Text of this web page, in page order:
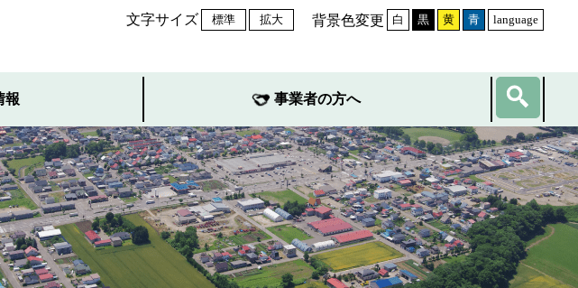
文字サイズ 標準 拡大 背景色変更 白 黒 黄 青 language
報 事業者の方へ